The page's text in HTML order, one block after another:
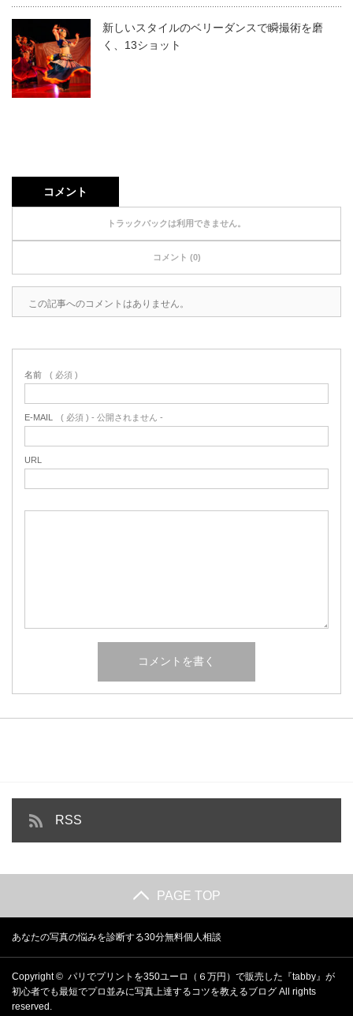
新しいスタイルのベリーダンスで瞬撮術を磨
く、13ショット
コメント
トラックバックは利用できません。
コメント (0)
この記事へのコメントはありません。
名前 ( 必須 )
E-MAIL ( 必須 ) - 公開されません -
URL
RSS
PAGE TOP
あなたの写真の悩みを診断する30分無料個人相談
Copyright © パリでプリントを350ユーロ（６万円）で販売した『tabby』が
初心者でも最短でプロ並みに写真上達するコツを教えるブログ All rights
reserved.